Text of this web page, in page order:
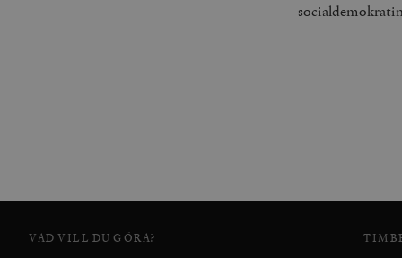
VAD VILL DU GÖRA?